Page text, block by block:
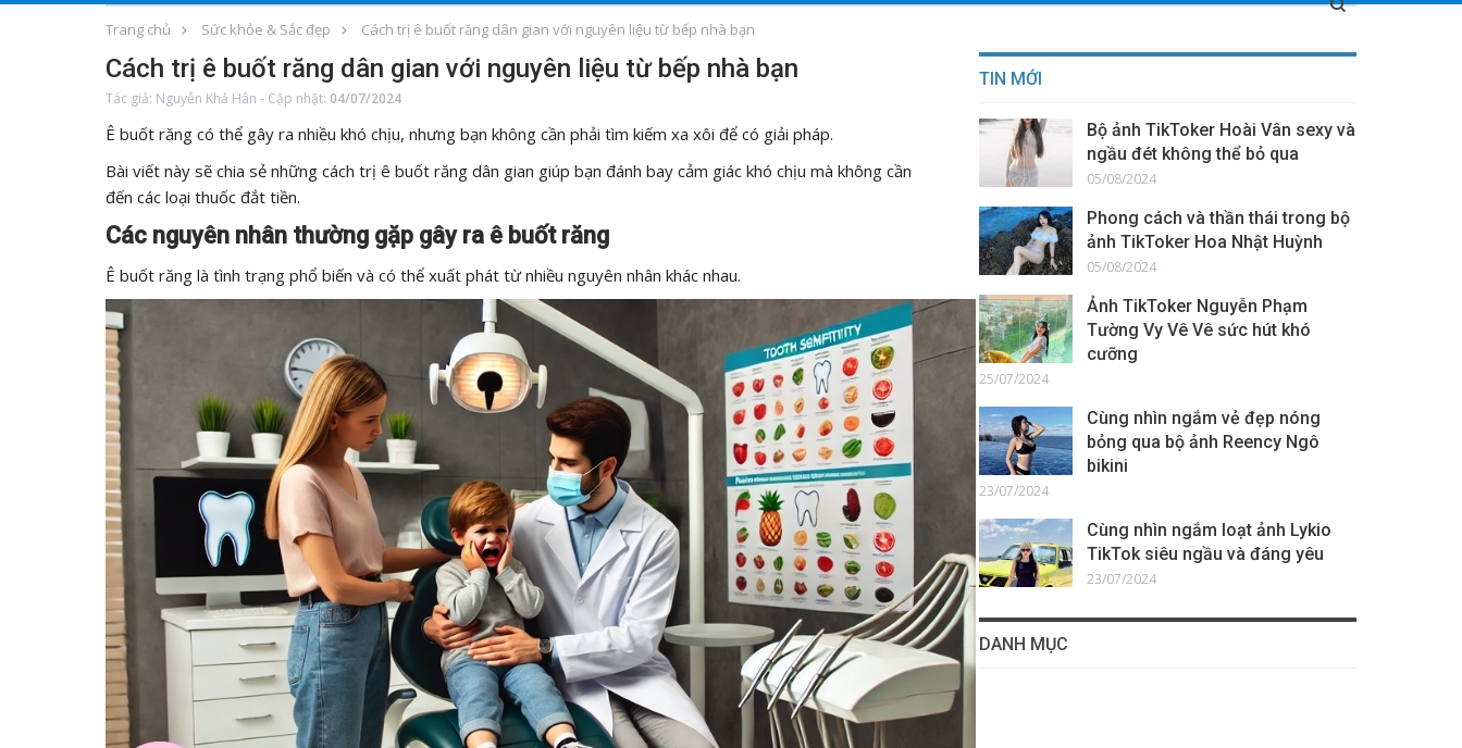
Trang chủ Sức khỏe & Sắc đẹp Cách trị ê buốt răng dân gian với nguyên liệu từ bếp nhà bạn
Cách trị ê buốt răng dân gian với nguyên liệu từ bếp nhà bạn
Tác giả: Nguyễn Khả Hân - Cập nhật: 04/07/2024
Ê buốt răng có thể gây ra nhiều khó chịu, nhưng bạn không cần phải tìm kiếm xa xôi để có giải pháp.
Bài viết này sẽ chia sẻ những cách trị ê buốt răng dân gian giúp bạn đánh bay cảm giác khó chịu mà không cần
đến các loại thuốc đắt tiền.
Các nguyên nhân thường gặp gây ra ê buốt răng
Ê buốt răng là tình trạng phổ biến và có thể xuất phát từ nhiều nguyên nhân khác nhau.
TIN MỚI
Bộ ảnh TikToker Hoài Vân sexy và
ngầu đét không thể bỏ qua
05/08/2024
Phong cách và thần thái trong bộ
ảnh TikToker Hoa Nhật Huỳnh
05/08/2024
Ảnh TikToker Nguyễn Phạm
Tường Vy Vê Vê sức hút khó
cưỡng
25/07/2024
Cùng nhìn ngắm vẻ đẹp nóng
bỏng qua bộ ảnh Reency Ngô
bikini
23/07/2024
Cùng nhìn ngắm loạt ảnh Lykio
TikTok siêu ngầu và đáng yêu
23/07/2024
DANH MỤC